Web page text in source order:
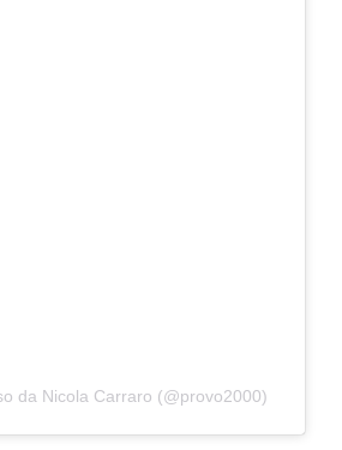
da Nicola Carraro (@provo2000)